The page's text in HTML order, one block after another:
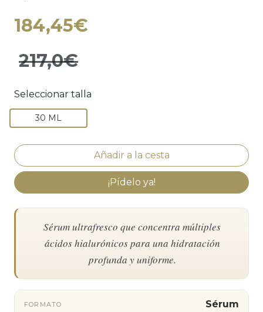
184,45€
217,0€
Seleccionar talla
30 ML
¡Pídelo ya!
Sérum ultrafresco que concentra múltiples
ácidos hialurónicos para una hidratación
profunda y uniforme.
FORMATO Sérum